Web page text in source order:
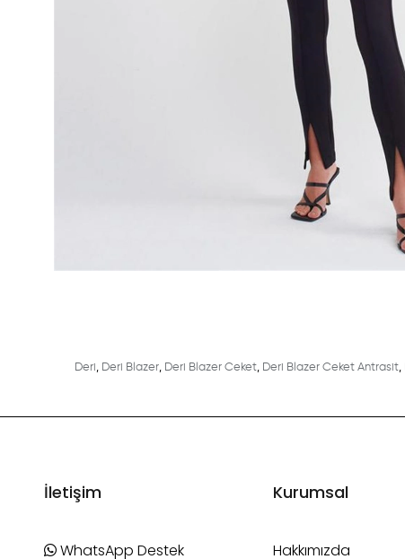
Deri, Deri Blazer, Deri Blazer Ceket, Deri Blazer Ceket Antrasit,
İletişim
WhatsApp Destek
Kurumsal
Hakkımızda